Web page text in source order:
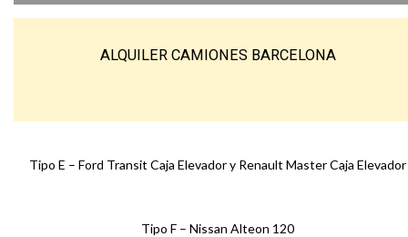
ALQUILER CAMIONES BARCELONA
Tipo E – Ford Transit Caja Elevador y Renault Master Caja Elevador
Tipo F – Nissan Alteon 120